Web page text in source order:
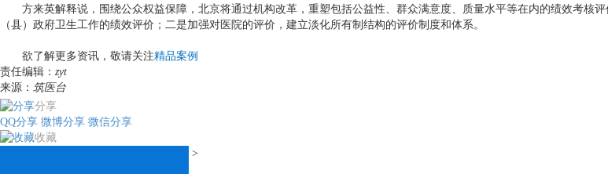
方来英解释说，围绕公众权益保障，北京将通过机构改革，重塑包括公益性、群众满意度、质量水平等在内的绩效考核
（县）政府卫生工作的绩效评价；二是加强对医院的评价，建立淡化所有制结构的评价制度和体系。
欲了解更多资讯，敬请关注精品案例
责任编辑： zyt
来源： 筑医台
分享
QQ分享 微博分享 微信分享
收藏
>